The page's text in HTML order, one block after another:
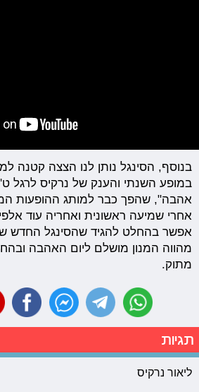
בנוסף, הסינגל נותן לנו הצצה קטנה
במופע השנתי והענק של נרקיס לרגל
אהבה", שהפך כבר למותג ההופעות
אחרי שמיעה ראשונית ואחריה עוד
אפשר בהחלט להגיד שהסינגל החדש
מהווה המנון מושלם ליום האהבה
מתוק.
תגיות
ליאור נרקיס